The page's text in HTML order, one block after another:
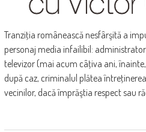
Tranziţia românească nesfârşită a
personaj media infailibil:
televizor (mai acum câţiva ani,
după caz, criminalul plătea
vecinilor, dacă împrăştia respect sau